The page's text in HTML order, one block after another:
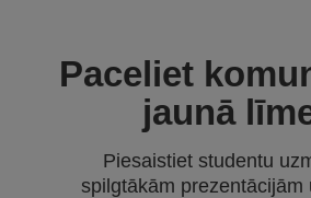
Paceliet
jaunā
Piesaistiet studentu
spilgtākām prezentācijām